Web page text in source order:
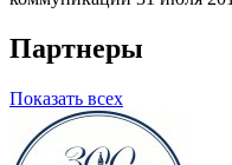
Партнеры
Показать всех